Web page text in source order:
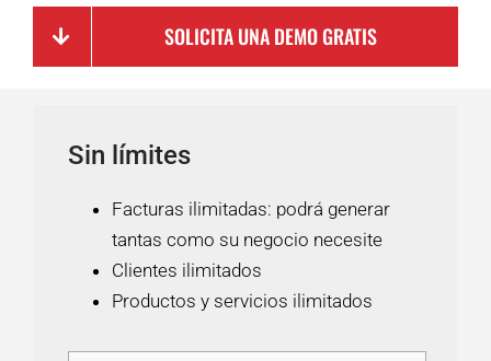
SOLICITA UNA DEMO GRATIS
Sin límites
Facturas ilimitadas: podrá generar
tantas como su negocio necesite
Clientes ilimitados
Productos y servicios ilimitados